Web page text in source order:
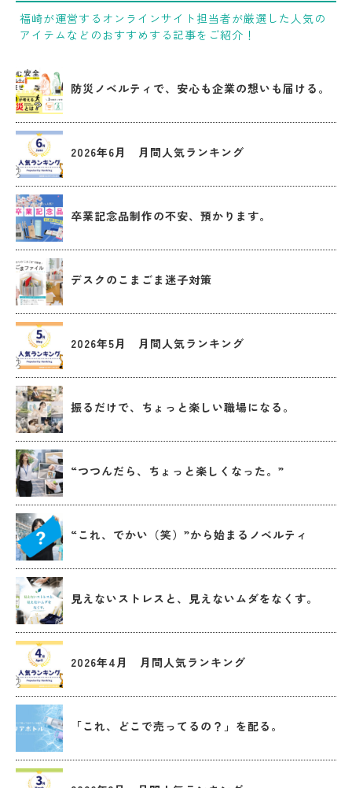
福崎が運営するオンラインサイト担当者が厳選した人気の
アイテムなどのおすすめする記事をご紹介！
防災ノベルティで、安心も企業の想いも届ける。
2026年6月 月間人気ランキング
卒業記念品制作の不安、預かります。
デスクのこまごま迷子対策
2026年5月 月間人気ランキング
振るだけで、ちょっと楽しい職場になる。
“つつんだら、ちょっと楽しくなった。”
“これ、でかい（笑）”から始まるノベルティ
見えないストレスと、見えないムダをなくす。
2026年4月 月間人気ランキング
「これ、どこで売ってるの？」を配る。